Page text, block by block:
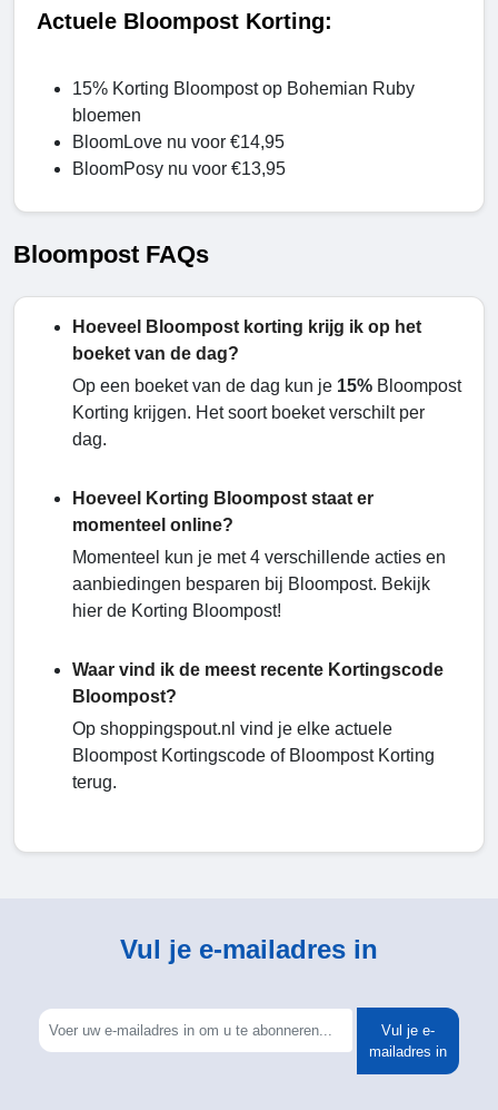
Actuele Bloompost Korting:
15% Korting Bloompost op Bohemian Ruby
bloemen
BloomLove nu voor €14,95
BloomPosy nu voor €13,95
Bloompost FAQs
Hoeveel Bloompost korting krijg ik op het
boeket van de dag?
Op een boeket van de dag kun je 15% Bloompost
Korting krijgen. Het soort boeket verschilt per
dag.
Hoeveel Korting Bloompost staat er
momenteel online?
Momenteel kun je met 4 verschillende acties en
aanbiedingen besparen bij Bloompost. Bekijk
hier de Korting Bloompost!
Waar vind ik de meest recente Kortingscode
Bloompost?
Op shoppingspout.nl vind je elke actuele
Bloompost Kortingscode of Bloompost Korting
terug.
Vul je e-mailadres in
Vul je e-
mailadres in